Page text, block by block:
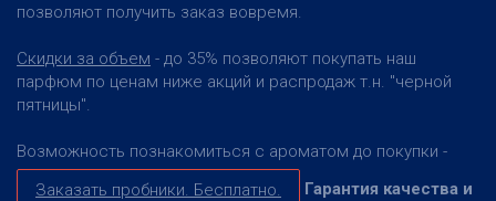
позволяют получить заказ вовремя.
Скидки за объем - до 35% позволяют покупать наш
парфюм по ценам ниже акций и распродаж т.н. "черной
пятницы".
Возможность познакомиться с ароматом до покупки -
Заказать пробники. Бесплатно.
Гарантия качества и